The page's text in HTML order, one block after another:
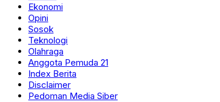
Ekonomi
Opini
Sosok
Teknologi
Olahraga
Anggota Pemuda 21
Index Berita
Disclaimer
Pedoman Media Siber